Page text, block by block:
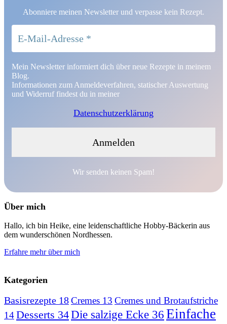
Abonniere meinen Newsletter und verpasse kein Rezept.
Mein Newsletter informiert dich über neue Rezepte in meinem
Blog.
Informationen zum Anmeldeverfahren, statischer Auswertung
und Widerruf findest du in meiner
Datenschutzerklärung
Wir senden keinen Spam!
Über mich
Hallo, ich bin Heike, eine leidenschaftliche Hobby-Bäckerin aus
dem wunderschönen Nordhessen.
Erfahre mehr über mich
Kategorien
Basisrezepte 18Cremes 13 Cremes und Brotaufstriche
14Desserts 34Die salzige Ecke 36 Einfache